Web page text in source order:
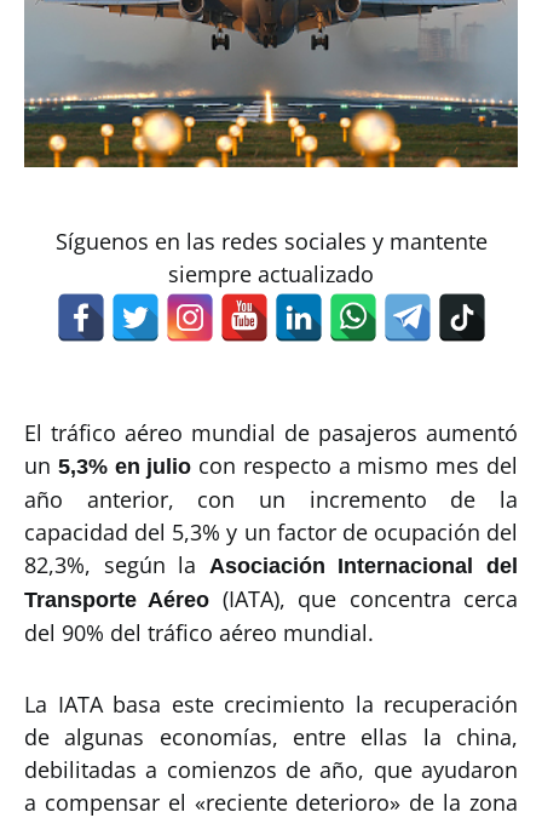
Síguenos en las redes sociales y mantente
siempre actualizado
El tráfico aéreo mundial de pasajeros aumentó
un 5,3% en julio con respecto a mismo mes del
año anterior, con un incremento de la
capacidad del 5,3% y un factor de ocupación del
82,3%, según la
Asociación Internacional del
Transporte Aéreo (IATA), que concentra cerca
del 90% del tráfico aéreo mundial.
La IATA basa este crecimiento la recuperación
de algunas economías, entre ellas la china,
debilitadas a comienzos de año, que ayudaron
a compensar el «reciente deterioro» de la zona